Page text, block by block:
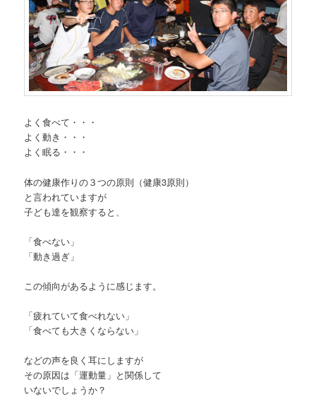
よく食べて・・・
よく動き・・・
よく眠る・・・
体の健康作りの３つの原則（健康3原則）
と言われていますが
子ども達を観察すると、
「食べない」
「動き過ぎ」
この傾向があるように感じます。
「疲れていて食べれない」
「食べても大きくならない」
などの声を良く耳にしますが
その原因は「運動量」と関係して
いないでしょうか？